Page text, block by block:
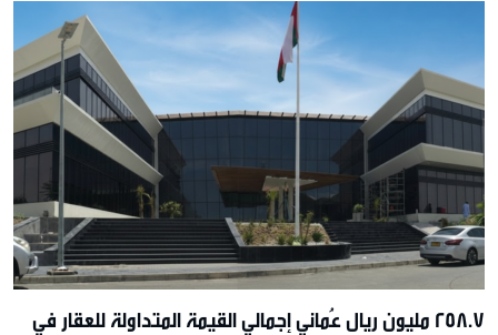
258.7 مليون ريال عُماني إجمالي القيمة المتداولة للعقار في